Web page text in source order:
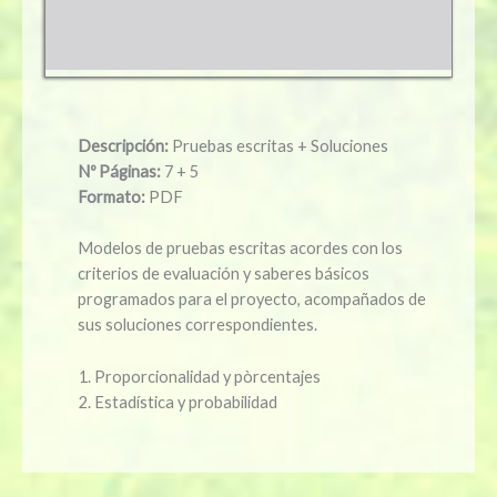
Descripción: Pruebas escritas + Soluciones
Nº Páginas: 7 + 5
Formato: PDF
Modelos de pruebas escritas acordes con los
criterios de evaluación y saberes básicos
programados para el proyecto, acompañados de
sus soluciones correspondientes.
Proporcionalidad y pòrcentajes
Estadística y probabilidad